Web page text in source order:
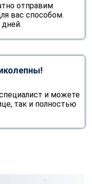
отправим
вас способом.
и можете
так и полностью